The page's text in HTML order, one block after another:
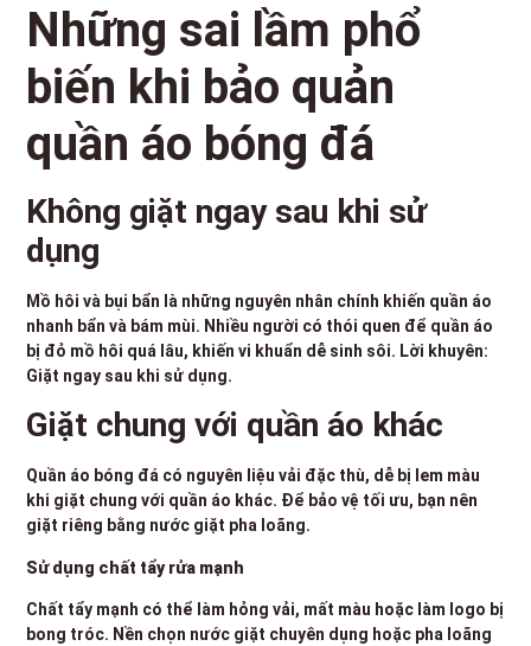
Những sai lầm phổ
biến khi bảo quản
quần áo bóng đá
Không giặt ngay sau khi sử
dụng
Mồ hôi và bụi bẩn là những nguyên nhân chính khiến quần áo
nhanh bẩn và bám mùi. Nhiều người có thói quen để quần áo
bị đỏ mồ hôi quá lâu, khiến vi khuẩn dễ sinh sôi. Lời khuyên:
Giặt ngay sau khi sử dụng.
Giặt chung với quần áo khác
Quần áo bóng đá có nguyên liệu vải đặc thù, dễ bị lem màu
khi giặt chung với quần áo khác. Để bảo vệ tối ưu, bạn nên
giặt riêng bằng nước giặt pha loãng.
Sử dụng chất tẩy rửa mạnh
Chất tẩy mạnh có thể làm hỏng vải, mất màu hoặc làm logo bị
bong tróc. Nền chọn nước giặt chuyên dụng hoặc pha loãng